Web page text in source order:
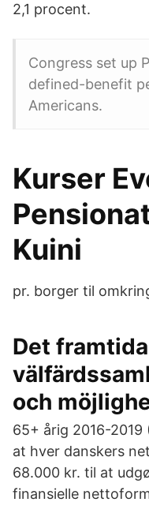
2,1 procent.
Congress set up
defined-benefit
Americans.
Kurser
Kuini
pr. borger til
Det
och
65+ årig 2016-
at hver danskers
68.000 kr. til at
finansielle